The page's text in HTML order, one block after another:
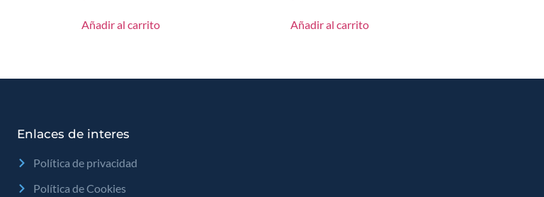
Añadir al carrito Añadir al carrito
Enlaces de interes
Política de privacidad
Política de Cookies